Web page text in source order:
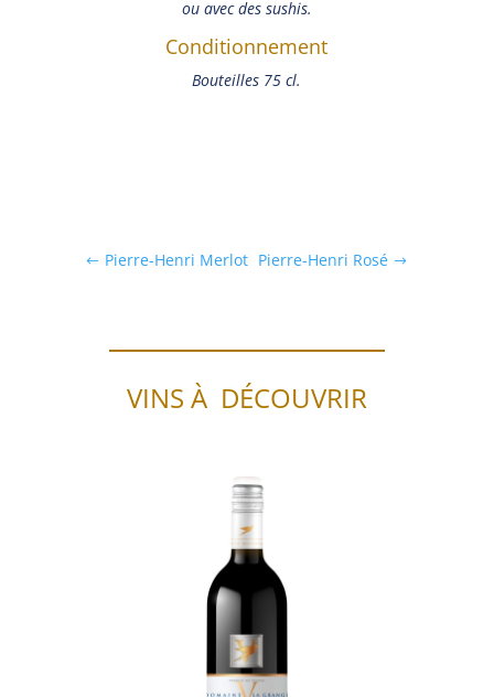
ou avec des sushis.
Conditionnement
Bouteilles 75 cl.
Pierre-Henri Merlot Pierre-Henri Rosé
VINS À DÉCOUVRIR